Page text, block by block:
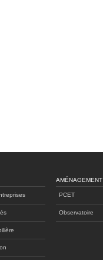
AMÉNAGEMENT
PCET
Observatoire